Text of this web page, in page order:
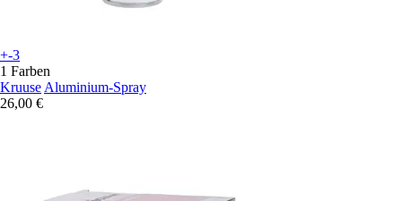
+-3
1 Farben
Kruuse Aluminium-Spray
26,00 €